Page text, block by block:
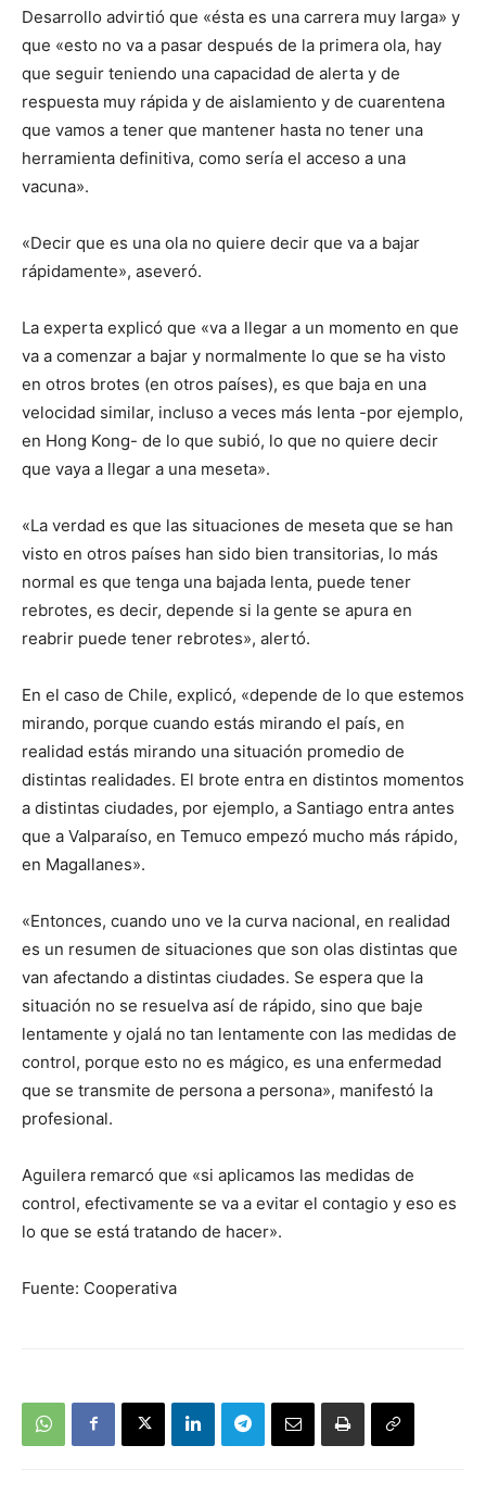
Desarrollo advirtió que «ésta es una carrera muy larga» y
que «esto no va a pasar después de la primera ola, hay
que seguir teniendo una capacidad de alerta y de
respuesta muy rápida y de aislamiento y de cuarentena
que vamos a tener que mantener hasta no tener una
herramienta definitiva, como sería el acceso a una
vacuna».
«Decir que es una ola no quiere decir que va a bajar
rápidamente», aseveró.
La experta explicó que «va a llegar a un momento en que
va a comenzar a bajar y normalmente lo que se ha visto
en otros brotes (en otros países), es que baja en una
velocidad similar, incluso a veces más lenta -por ejemplo,
en Hong Kong- de lo que subió, lo que no quiere decir
que vaya a llegar a una meseta».
«La verdad es que las situaciones de meseta que se han
visto en otros países han sido bien transitorias, lo más
normal es que tenga una bajada lenta, puede tener
rebrotes, es decir, depende si la gente se apura en
reabrir puede tener rebrotes», alertó.
En el caso de Chile, explicó, «depende de lo que estemos
mirando, porque cuando estás mirando el país, en
realidad estás mirando una situación promedio de
distintas realidades. El brote entra en distintos momentos
a distintas ciudades, por ejemplo, a Santiago entra antes
que a Valparaíso, en Temuco empezó mucho más rápido,
en Magallanes».
«Entonces, cuando uno ve la curva nacional, en realidad
es un resumen de situaciones que son olas distintas que
van afectando a distintas ciudades. Se espera que la
situación no se resuelva así de rápido, sino que baje
lentamente y ojalá no tan lentamente con las medidas de
control, porque esto no es mágico, es una enfermedad
que se transmite de persona a persona», manifestó la
profesional.
Aguilera remarcó que «si aplicamos las medidas de
control, efectivamente se va a evitar el contagio y eso es
lo que se está tratando de hacer».
Fuente: Cooperativa